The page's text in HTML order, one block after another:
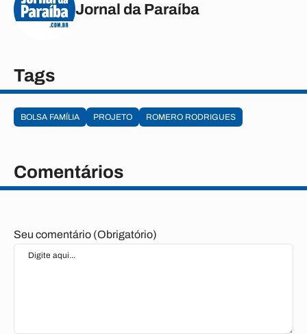
Jornal da Paraíba
Tags
BOLSA FAMÍLIA PROJETO ROMERO RODRIGUES
Comentários
Seu comentário (Obrigatório)